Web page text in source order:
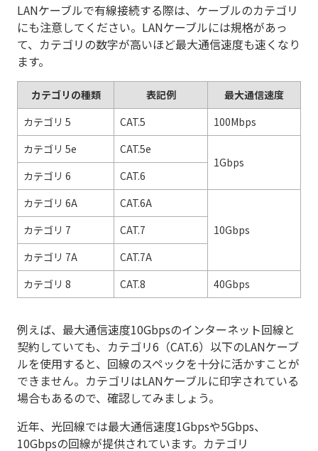
LANケーブルで有線接続する際は、ケーブルのカテゴリ
にも注意してください。LANケーブルには規格があっ
て、カテゴリの数字が高いほど最大通信速度も速くなり
ます。
カテゴリの種類 表記例
最大通信速度
カテゴリ 5
CAT.5
100Mbps
カテゴリ 5e
CAT.5e
1Gbps
カテゴリ 6
CAT.6
カテゴリ 6A
CAT.6A
10Gbps
カテゴリ 7
CAT.7
カテゴリ 7A
CAT.7A
カテゴリ 8
CAT.8 40Gbps
例えば、最大通信速度10Gbpsのインターネット回線と
契約していても、カテゴリ6（CAT.6）以下のLANケーブ
ルを使用すると、回線のスペックを十分に活かすことが
できません。カテゴリはLANケーブルに印字されている
場合もあるので、確認してみましょう。
近年、光回線では最大通信速度1Gbpsや5Gbps、
10Gbpsの回線が提供されています。カテゴリ